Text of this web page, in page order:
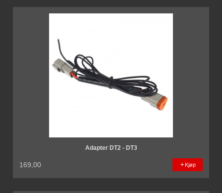
Adapter DT2 - DT3
169,00 Kjøp